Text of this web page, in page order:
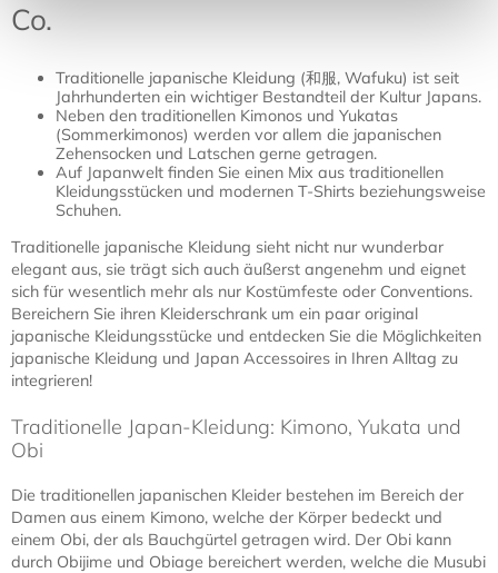
Co.
Traditionelle japanische Kleidung (和服, Wafuku) ist seit
Jahrhunderten ein wichtiger Bestandteil der Kultur Japans.
Neben den traditionellen Kimonos und Yukatas
(Sommerkimonos) werden vor allem die japanischen
Zehensocken und Latschen gerne getragen.
Auf Japanwelt finden Sie einen Mix aus traditionellen
Kleidungsstücken und modernen T-Shirts beziehungsweise
Schuhen.
Traditionelle japanische Kleidung sieht nicht nur wunderbar
elegant aus, sie trägt sich auch äußerst angenehm und eignet
sich für wesentlich mehr als nur Kostümfeste oder Conventions.
Bereichern Sie ihren Kleiderschrank um ein paar original
japanische Kleidungsstücke und entdecken Sie die Möglichkeiten
japanische Kleidung und Japan Accessoires in Ihren Alltag zu
integrieren!
Traditionelle Japan-Kleidung: Kimono, Yukata und
Obi
Die traditionellen japanischen Kleider bestehen im Bereich der
Damen aus einem Kimono, welche der Körper bedeckt und
einem Obi, der als Bauchgürtel getragen wird. Der Obi kann
durch Obijime und Obiage bereichert werden, welche die Musubi